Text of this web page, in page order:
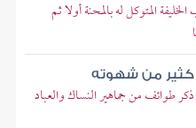
المتوكل له بالمحنة أولا ثم
كثير من شهوته
طوائف من جماهير النساك والعباد